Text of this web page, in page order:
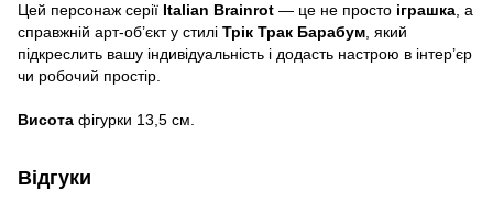
Цей персонаж серії Italian Brainrot — це не просто іграшка, а
справжній арт-об’єкт у стилі Трік Трак Барабум, який
підкреслить вашу індивідуальність і додасть настрою в інтер’єр
чи робочий простір.
Висота фігурки 13,5 см.
Відгуки